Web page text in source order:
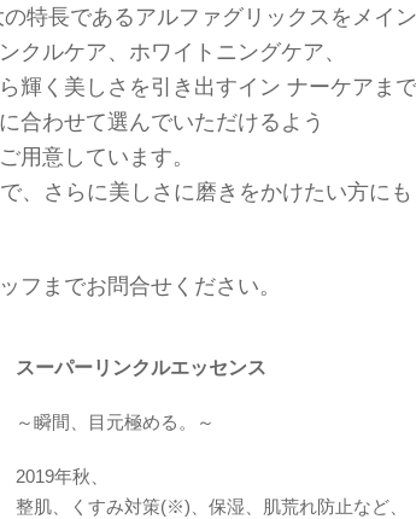
特長であるアルファグリックスをメイン
クルケア、ホワイトニングケア、
輝く美しさを引き出すイン ナーケアまで
合わせて選んでいただけるよう
用意しています。
、さらに美しさに磨きをかけたい方にも
フまでお問合せください。
スーパーリンクルエッセンス
～瞬間、目元極める。～
2019年秋、
整肌、くすみ対策(※)、保湿、肌荒れ防止など、